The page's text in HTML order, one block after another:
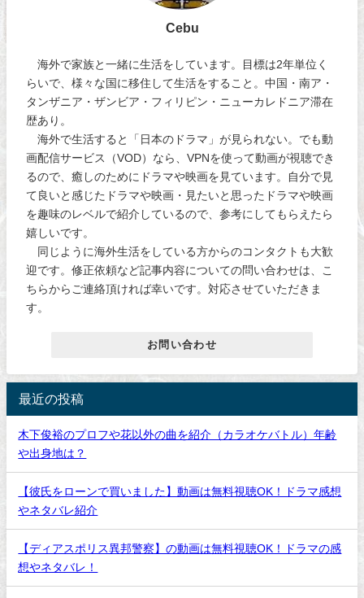
Cebu
海外で家族と一緒に生活をしています。目標は2年単位く
らいで、様々な国に移住して生活をすること。中国・南ア・
タンザニア・ザンビア・フィリピン・ニューカレドニア滞在
歴あり。
海外で生活すると「日本のドラマ」が見られない。でも動
画配信サービス（VOD）なら、VPNを使って動画が視聴でき
るので、癒しのためにドラマや映画を見ています。自分で見
て良いと感じたドラマや映画・見たいと思ったドラマや映画
を趣味のレベルで紹介しているので、参考にしてもらえたら
嬉しいです。
同じように海外生活をしている方からのコンタクトも大歓
迎です。修正依頼など記事内容についての問い合わせは、こ
ちらからご連絡頂ければ幸いです。対応させていただきま
す。
お問い合わせ
最近の投稿
木下俊裕のプロフや花以外の曲を紹介（カラオケバトル）年齢
や出身地は？
【彼氏をローンで買いました】動画は無料視聴OK！ドラマ感想
やネタバレ紹介
【ディアスポリス異邦警察】の動画は無料視聴OK！ドラマの感
想やネタバレ！